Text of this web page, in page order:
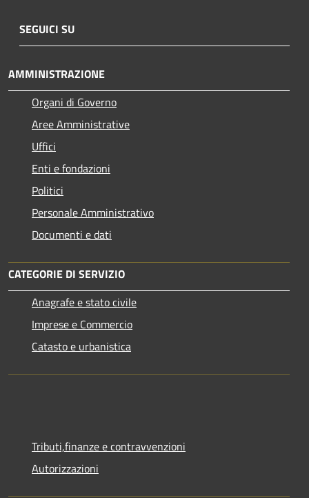
SEGUICI SU
AMMINISTRAZIONE
Organi di Governo
Aree Amministrative
Uffici
Enti e fondazioni
Politici
Personale Amministrativo
Documenti e dati
CATEGORIE DI SERVIZIO
Anagrafe e stato civile
Imprese e Commercio
Catasto e urbanistica
Tributi,finanze e contravvenzioni
Autorizzazioni